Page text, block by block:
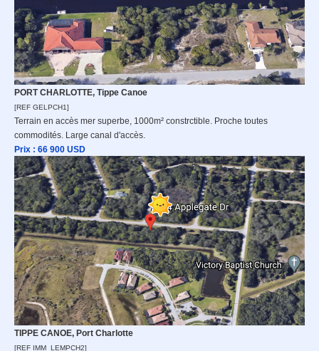
PORT CHARLOTTE, Tippe Canoe
[REF GELPCH1]
Terrain en accès mer superbe, 1000m² constrctible. Proche toutes
commodités. Large canal d'accès.
Prix : 66 900 USD
TIPPE CANOE, Port Charlotte
[REF IMM_LEMPCH2]